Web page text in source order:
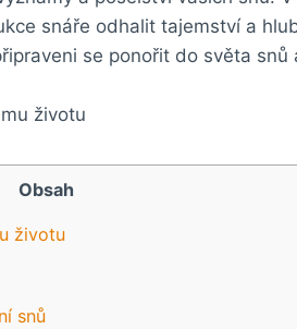
snáře odhalit tajemství a
se ponořit do světa snů
Obsah
životu
snů